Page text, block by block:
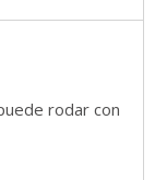
rodar con